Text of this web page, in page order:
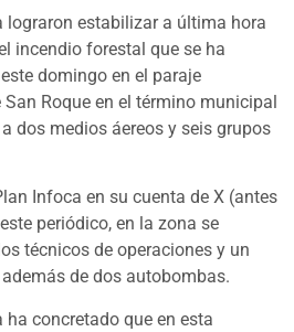
lograron estabilizar a última hora
incendio forestal que se ha
domingo en el paraje
Roque en el término municipal
dos medios áereos y seis grupos
Infoca en su cuenta de X (antes
periódico, en la zona se
técnicos de operaciones y un
de dos autobombas.
concretado que en esta